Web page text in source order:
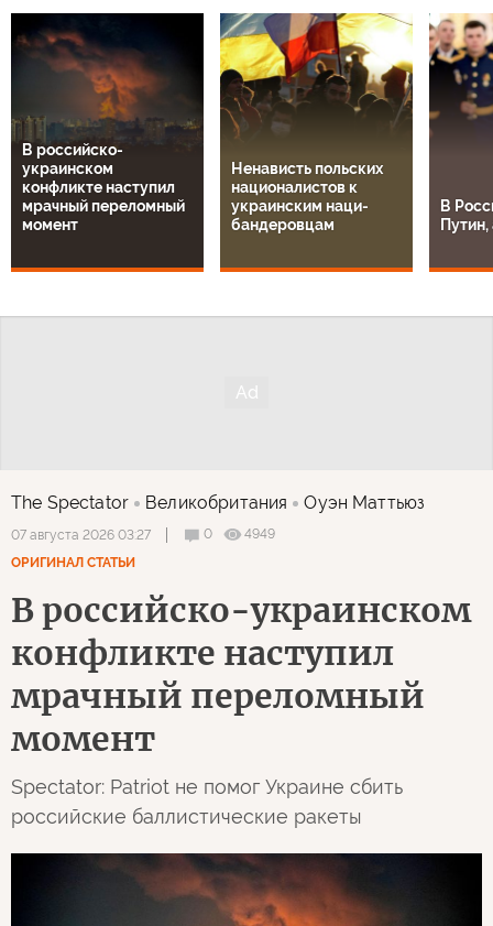
В российско-
украинском
конфликте наступил
мрачный переломный
момент
Ненависть польских
националистов к
украинским наци-
бандеровцам
В
The Spectator Великобритания Оуэн Маттьюз
07 августа 2026 03:27 0
4949
ОРИГИНАЛ СТАТЬИ
В российско-украинском
конфликте наступил
мрачный переломный
момент
Spectator: Patriot не помог Украине сбить
российские баллистические ракеты